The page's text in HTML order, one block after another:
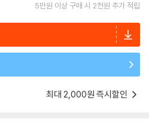
5만원 이상 구매 시 2천원 추가 적립
최대 2,000원 즉시할인